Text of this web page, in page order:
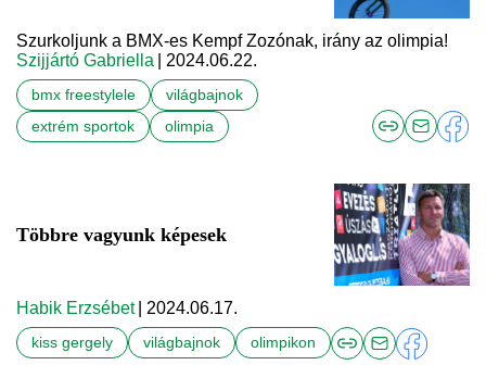
Szurkoljunk a BMX-es Kempf Zozónak, irány az olimpia!
Szijjártó Gabriella
| 2024.06.22.
bmx freestylele
világbajnok
extrém sportok
olimpia
Többre vagyunk képesek
Habik Erzsébet | 2024.06.17.
kiss gergely világbajnok olimpikon